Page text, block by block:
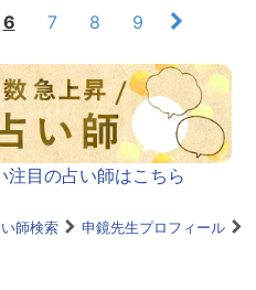
6 7 8 9
注目の占い師はこちら
師検索
申鏡先生プロフィール